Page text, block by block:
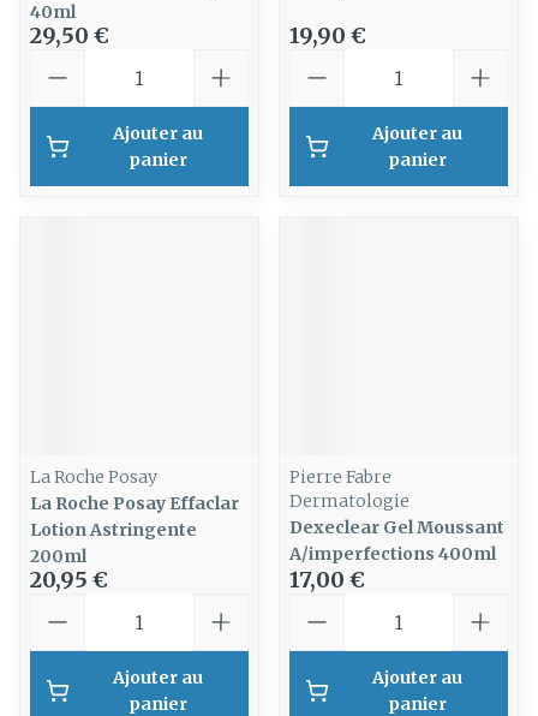
40ml
29,50 €
Ajouter au
panier
19,90 €
Ajouter au
panier
La Roche Posay
La Roche Posay Effaclar
Lotion Astringente
200ml
20,95 €
Ajouter au
panier
Pierre Fabre
Dermatologie
Dexeclear Gel Moussant
A/imperfections 400ml
17,00 €
Ajouter au
panier